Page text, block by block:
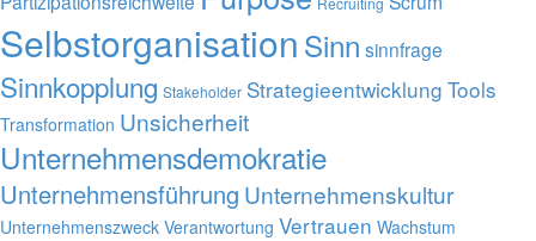
Selbstorganisation Sinn sinnfrage
Sinnkopplung Stakeholder Strategieentwicklung Tools
Transformation Unsicherheit
Unternehmensdemokratie
Unternehmensführung Unternehmenskultur
Unternehmenszweck Verantwortung Vertrauen Wachstum